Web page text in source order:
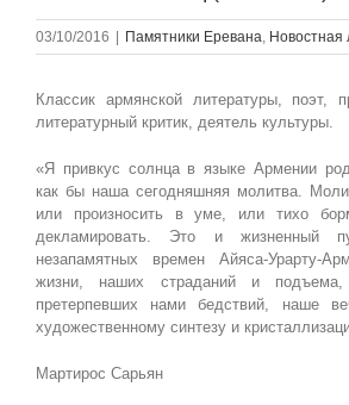
03/10/2016 Памятники Еревана, Новостная
Классик армянской литературы, поэт,
литературный критик, деятель культуры.
«Я привкус солнца в языке Армении
как бы наша сегодняшняя молитва.
или произносить в уме, или тихо
декламировать. Это и жизненный
незапамятных времен Айяса-Урарту-
жизни, наших страданий и
претерпевших нами бедствий, наше
художественному синтезу и
Мартирос Сарьян